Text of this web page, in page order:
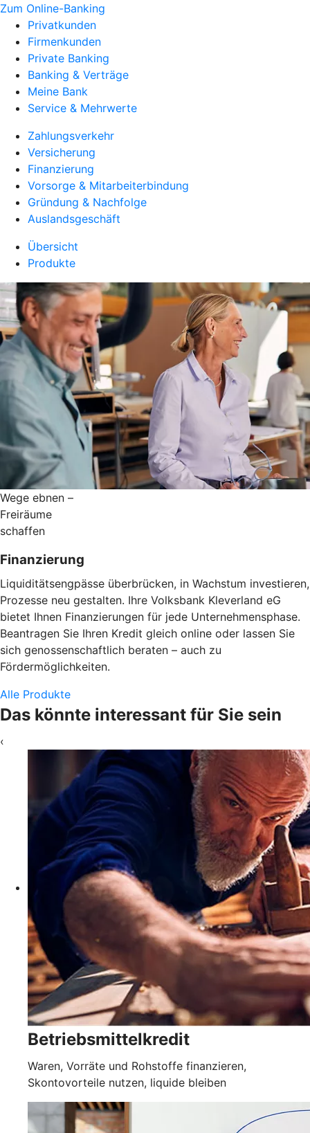
Zum Online-Banking
Privatkunden
Firmenkunden
Private Banking
Banking & Verträge
Meine Bank
Service & Mehrwerte
Zahlungsverkehr
Versicherung
Finanzierung
Vorsorge & Mitarbeiterbindung
Gründung & Nachfolge
Auslandsgeschäft
Übersicht
Produkte
Wege ebnen –
Freiräume
schaffen
Finanzierung
Liquiditätsengpässe überbrücken, in Wachstum investieren,
Prozesse neu gestalten. Ihre Volksbank Kleverland eG
bietet Ihnen Finanzierungen für jede Unternehmensphase.
Beantragen Sie Ihren Kredit gleich online oder lassen Sie
sich genossenschaftlich beraten – auch zu
Fördermöglichkeiten.
Alle Produkte
Das könnte interessant für Sie sein
‹
Betriebsmittelkredit
Waren, Vorräte und Rohstoffe finanzieren,
Skontovorteile nutzen, liquide bleiben